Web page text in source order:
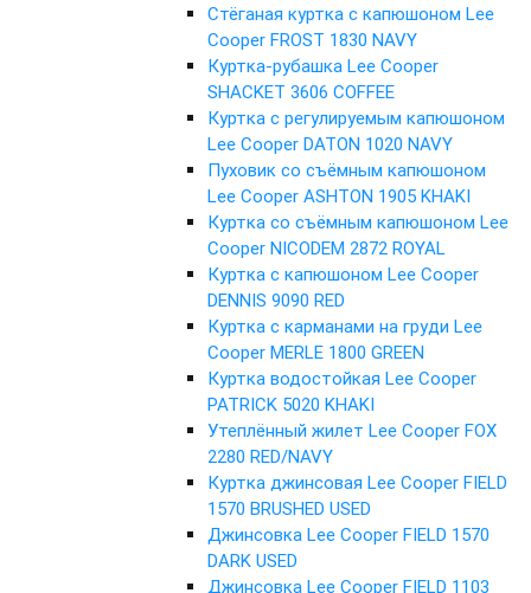
Стёганая куртка с капюшоном Lee
Cooper FROST 1830 NAVY
Куртка-рубашка Lee Cooper
SHACKET 3606 COFFEE
Куртка с регулируемым капюшоном
Lee Cooper DATON 1020 NAVY
Пуховик со съёмным капюшоном
Lee Cooper ASHTON 1905 KHAKI
Куртка со съёмным капюшоном Lee
Cooper NICODEM 2872 ROYAL
Куртка с капюшоном Lee Cooper
DENNIS 9090 RED
Куртка с карманами на груди Lee
Cooper MERLE 1800 GREEN
Куртка водостойкая Lee Cooper
PATRICK 5020 KHAKI
Утеплённый жилет Lee Cooper FOX
2280 RED/NAVY
Куртка джинсовая Lee Cooper FIELD
1570 BRUSHED USED
Джинсовка Lee Cooper FIELD 1570
DARK USED
Джинсовка Lee Cooper FIELD 1103